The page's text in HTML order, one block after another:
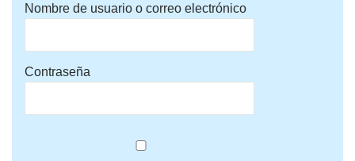
Nombre de usuario o correo electrónico
Contraseña